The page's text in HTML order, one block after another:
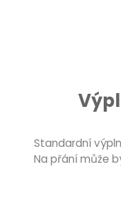
Standardní
Na přání může